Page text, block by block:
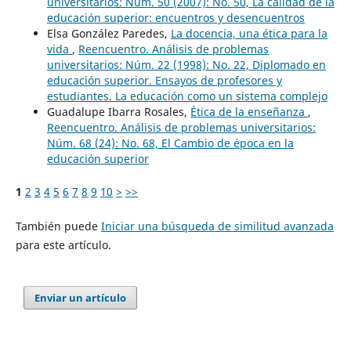
educación superior: encuentros y desencuentros
Elsa González Paredes, La docencia, una ética para la
vida , Reencuentro. Análisis de problemas
universitarios: Núm. 22 (1998): No. 22, Diplomado en
educación superior. Ensayos de profesores y
estudiantes. La educación como un sistema complejo
Guadalupe Ibarra Rosales, Ética de la enseñanza ,
Reencuentro. Análisis de problemas universitarios:
Núm. 68 (24): No. 68, El Cambio de época en la
educación superior
1 2 3 4 5 6 7 8 9 10 > >>
También puede Iniciar una búsqueda de similitud avanzada
para este artículo.
Enviar un artículo